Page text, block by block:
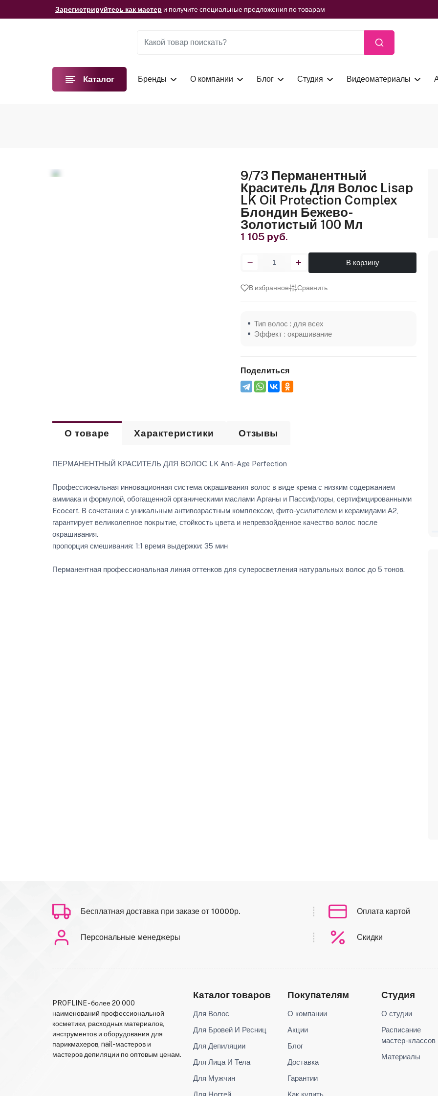
Зарегистрируйтесь как мастер и получите специальные предложения по товарам
Мы подготовили для вас видеоматериалы! Смотреть сейчас
Каталог Бренды О компании Блог Студия Видеоматериалы
9/73 Перманентный
Краситель Для Волос Lisap
LK Oil Protection Complex
Блондин Бежево-
Золотистый 100 Мл
1 105 руб.
В корзину
В избранное Сравнить
Тип волос : для всех
Эффект : окрашивание
Поделиться
О товаре Характеристики Отзывы
ПЕРМАНЕНТНЫЙ КРАСИТЕЛЬ ДЛЯ ВОЛОС LK Anti-Age Perfection
Профессиональная инновационная система окрашивания волос в виде крема с низким содержанием
аммиака и формулой, обогащенной органическими маслами Арганы и Пассифлоры, сертифицированными
Ecocert. В сочетании с уникальным антивозрастным комплексом, фито-усилителем и керамидами А2,
гарантирует великолепное покрытие, стойкость цвета и непревзойденное качество волос после
окрашивания.
пропорция смешивания: 1:1 время выдержки: 35 мин
Перманентная профессиональная линия оттенков для суперосветления натуральных волос до 5 тонов.
Бесплатная доставка при заказе от 10000р. Оплата картой
Персональные менеджеры Скидки
PROFLINE - более 20 000
наименований профессиональной
косметики, расходных материалов,
инструментов и оборудования для
парикмахеров, nail-мастеров и
мастеров депиляции по оптовым ценам.
Каталог товаров
Для Волос
Для Бровей И Ресниц
Для Депиляции
Для Лица И Тела
Для Мужчин
Для Ногтей
Покупателям
О компании
Акции
Блог
Доставка
Гарантии
Как купить
Студия
О студии
Расписание
мастер-классов
Материалы